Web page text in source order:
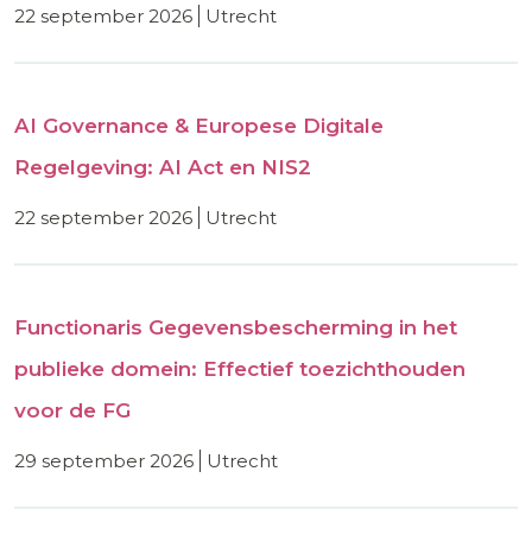
22 september 2026 utrecht
AI Governance & Europese Digitale
Regelgeving: AI Act en NIS2
22 september 2026 utrecht
Functionaris Gegevensbescherming in het
publieke domein: Effectief toezichthouden
voor de FG
29 september 2026 utrecht